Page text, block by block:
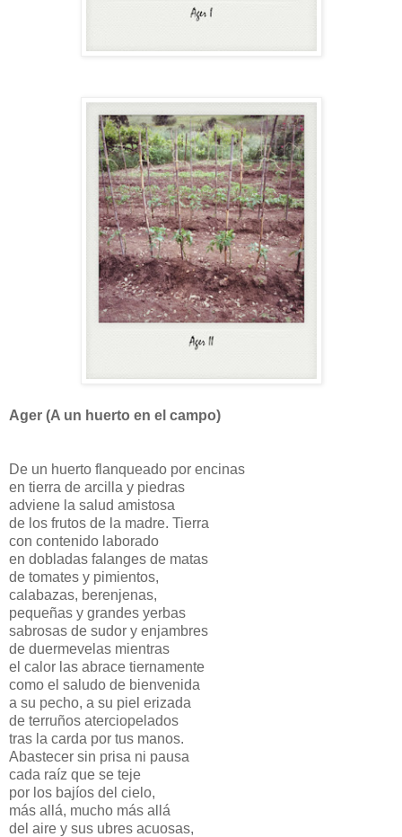
Ager (A un huerto en el campo)
De un huerto flanqueado por encinas
en tierra de arcilla y piedras
adviene la salud amistosa
de los frutos de la madre. Tierra
con contenido laborado
en dobladas falanges de matas
de tomates y pimientos,
calabazas, berenjenas,
pequeñas y grandes yerbas
sabrosas de sudor y enjambres
de duermevelas mientras
el calor las abrace tiernamente
como el saludo de bienvenida
a su pecho, a su piel erizada
de terruños aterciopelados
tras la carda por tus manos.
Abastecer sin prisa ni pausa
cada raíz que se teje
por los bajíos del cielo,
más allá, mucho más allá
del aire y sus ubres acuosas,